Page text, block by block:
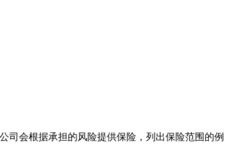
司会根据承担的风险提供保险，列出保险范围的例